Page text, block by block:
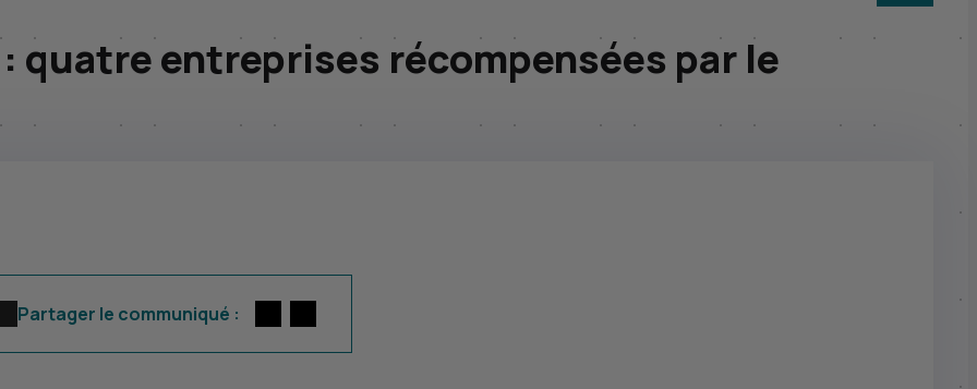
quatre entreprises récompensées par le
Partager le communiqué :